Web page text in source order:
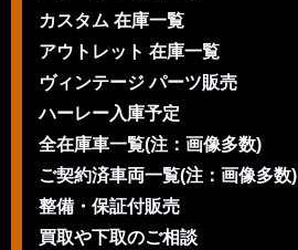
カスタム 在庫一覧
アウトレット 在庫一覧
ヴィンテージ パーツ販売
ハーレー入庫予定
全在庫車一覧(注：画像多数)
ご契約済車両一覧(注：画像多数)
整備・保証付販売
買取や下取のご相談